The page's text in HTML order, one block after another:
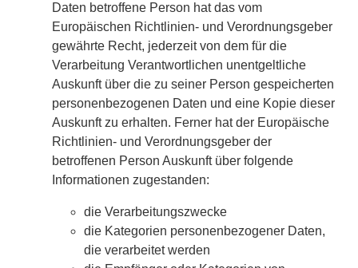
Daten betroffene Person hat das vom
Europäischen Richtlinien- und Verordnungsgeber
gewährte Recht, jederzeit von dem für die
Verarbeitung Verantwortlichen unentgeltliche
Auskunft über die zu seiner Person gespeicherten
personenbezogenen Daten und eine Kopie dieser
Auskunft zu erhalten. Ferner hat der Europäische
Richtlinien- und Verordnungsgeber der
betroffenen Person Auskunft über folgende
Informationen zugestanden:
die Verarbeitungszwecke
die Kategorien personenbezogener Daten,
die verarbeitet werden